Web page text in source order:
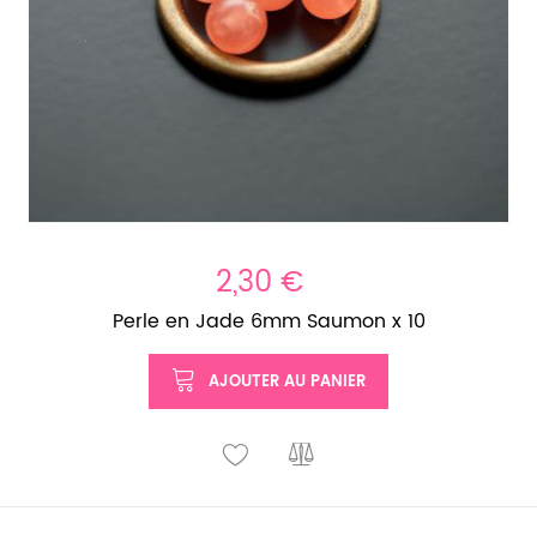
2,30 €
Perle en Jade 6mm Saumon x 10
AJOUTER AU PANIER